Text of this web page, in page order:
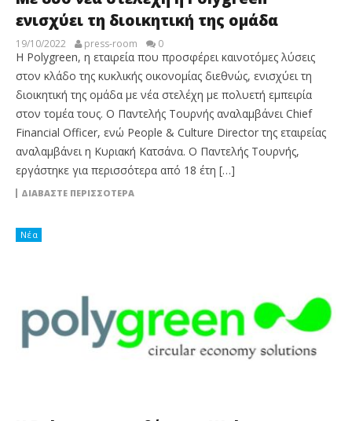
ενισχύει τη διοικητική της ομάδα
19/10/2022 press-room 0
Η Polygreen, η εταιρεία που προσφέρει καινοτόμες λύσεις
στον κλάδο της κυκλικής οικονομίας διεθνώς, ενισχύει τη
διοικητική της ομάδα με νέα στελέχη με πολυετή εμπειρία
στον τομέα τους. Ο Παντελής Τουρνής αναλαμβάνει Chief
Financial Officer, ενώ People & Culture Director της εταιρείας
αναλαμβάνει η Κυριακή Κατσάνα. Ο Παντελής Τουρνής,
εργάστηκε για περισσότερα από 18 έτη […]
ΔΙΑΒΆΣΤΕ ΠΕΡΙΣΣΌΤΕΡΑ
Νέα